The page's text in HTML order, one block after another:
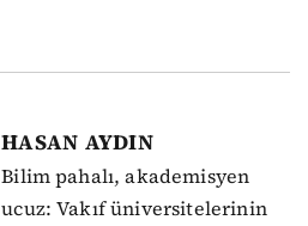
HASAN AYDIN
Bilim pahalı, akademisyen
ucuz: Vakıf üniversitelerinin